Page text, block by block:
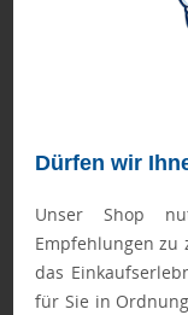
Dürfen wir
Unser Shop
Empfehlungen zu
das
für Sie in
Montag, 31.08.
ab 38 Stück